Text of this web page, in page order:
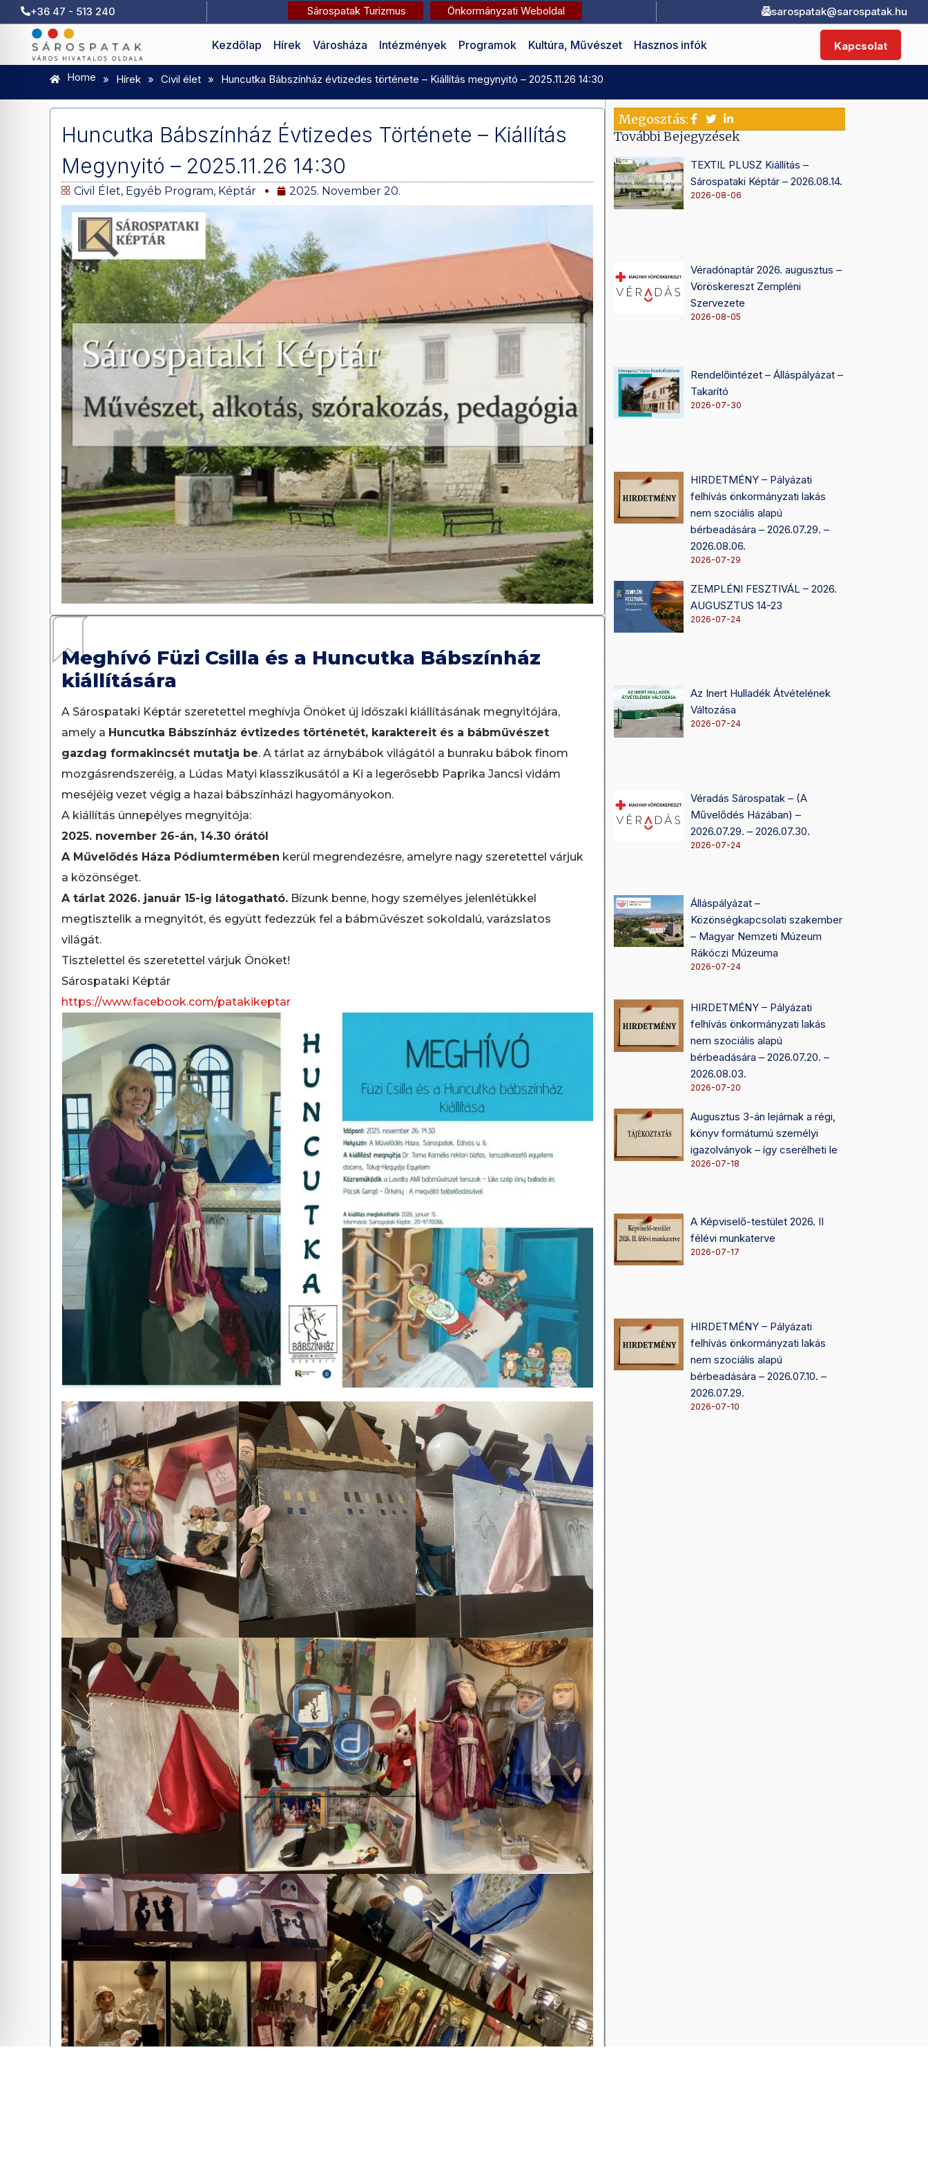
+36 47 - 513 240 Sárospatak Turizmus Önkormányzati Weboldal sarospatak@sarospatak.hu
Kezdőlap Hírek Városháza Intézmények Programok Kultúra, Művészet Hasznos infók Kapcsolat
Home » Hírek » Civil élet » Huncutka Bábszínház évtizedes története – Kiállítás megynyitó – 2025.11.26 14:30
Huncutka Bábszínház Évtizedes Története – Kiállítás
Megynyitó – 2025.11.26 14:30
Civil Élet, Egyéb Program, Képtár 2025. November 20.
Meghívó Füzi Csilla és a Huncutka Bábszínház
kiállítására
A Sárospataki Képtár szeretettel meghívja Önöket új időszaki kiállításának megnyitójára,
amely a Huncutka Bábszínház évtizedes történetét, karaktereit és a bábművészet
gazdag formakincsét mutatja be. A tárlat az árnybábok világától a bunraku bábok finom
mozgásrendszeréig, a Lúdas Matyi klasszikusától a Ki a legerősebb Paprika Jancsi vidám
meséjéig vezet végig a hazai bábszínházi hagyományokon.
A kiállítás ünnepélyes megnyitója:
2025. november 26-án, 14.30 órától
A Művelődés Háza Pódiumtermében kerül megrendezésre, amelyre nagy szeretettel várjuk
a közönséget.
A tárlat 2026. január 15-ig látogatható. Bízunk benne, hogy személyes jelenlétükkel
megtisztelik a megnyitót, és együtt fedezzük fel a bábművészet sokoldalú, varázslatos
világát.
Tisztelettel és szeretettel várjuk Önöket!
Sárospataki Képtár
https://www.facebook.com/patakikeptar
Megosztás:
További Bejegyzések
TEXTIL PLUSZ Kiállítás –
Sárospataki Képtár – 2026.08.14.
2026-08-06
Véradónaptár 2026. augusztus –
Vöröskereszt Zempléni
Szervezete
2026-08-05
Rendelőintézet – Álláspályázat –
Takarító
2026-07-30
HIRDETMÉNY – Pályázati
felhívás önkormányzati lakás
nem szociális alapú
bérbeadására – 2026.07.29. –
2026.08.06.
2026-07-29
ZEMPLÉNI FESZTIVÁL – 2026.
AUGUSZTUS 14-23
2026-07-24
Az Inert Hulladék Átvételének
Változása
2026-07-24
Véradás Sárospatak – (A
Művelődés Házában) –
2026.07.29. – 2026.07.30.
2026-07-24
Álláspályázat –
Közönségkapcsolati szakember
– Magyar Nemzeti Múzeum
Rákóczi Múzeuma
2026-07-24
HIRDETMÉNY – Pályázati
felhívás önkormányzati lakás
nem szociális alapú
bérbeadására – 2026.07.20. –
2026.08.03.
2026-07-20
Augusztus 3-án lejárnak a régi,
könyv formátumú személyi
igazolványok – így cserélheti le
2026-07-18
A Képviselő-testület 2026. II
félévi munkaterve
2026-07-17
HIRDETMÉNY – Pályázati
felhívás önkormányzati lakás
nem szociális alapú
bérbeadására – 2026.07.10. –
2026.07.29.
2026-07-10